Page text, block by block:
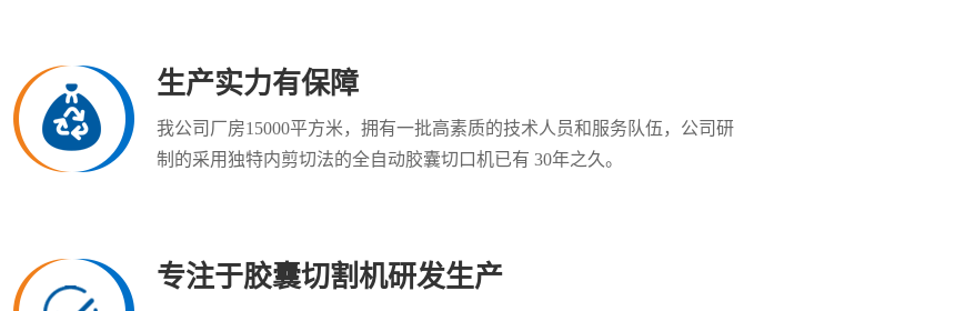
生产实力有保障
我公司厂房15000平方米，拥有一批高素质的技术人员和服务队伍，公司研
制的采用独特内剪切法的全自动胶囊切口机已有 30年之久。
专注于胶囊切割机研发生产